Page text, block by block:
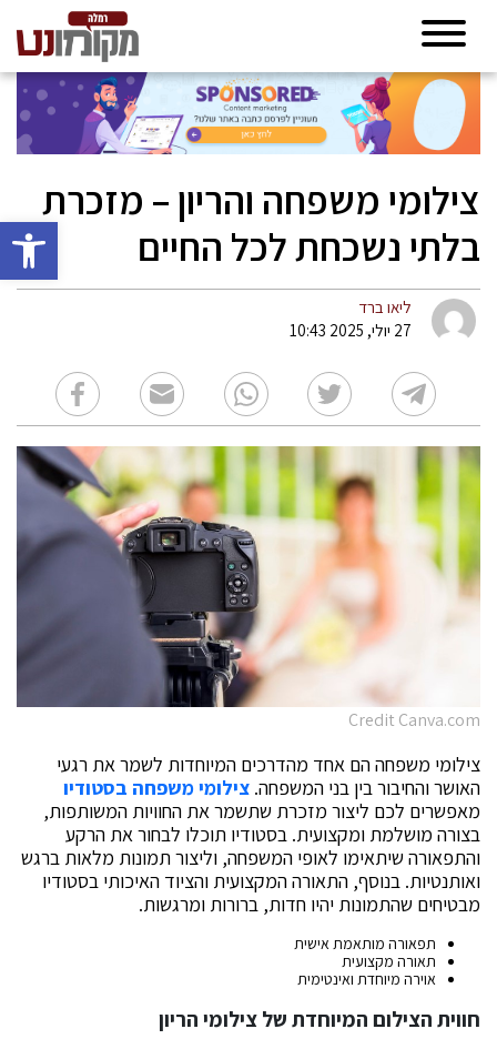
פתח
צילומי משפחה והריון – מזכרת
בלתי נשכחת לכל החיים
ליאו ברד
27 יולי, 2025 10:43
Credit Canva.com
צילומי משפחה הם אחד מהדרכים המיוחדות לשמר את רגעי
האושר והחיבור בין בני המשפחה. צילומי משפחה בסטודיו
מאפשרים לכם ליצור מזכרת שתשמר את החוויות המשותפות,
בצורה מושלמת ומקצועית. בסטודיו תוכלו לבחור את הרקע
והתפאורה שיתאימו לאופי המשפחה, וליצור תמונות מלאות ברגש
ואותנטיות. בנוסף, התאורה המקצועית והציוד האיכותי בסטודיו
מבטיחים שהתמונות יהיו חדות, ברורות ומרגשות.
תפאורה מותאמת אישית
תאורה מקצועית
אוירה מיוחדת ואינטימית
חווית הצילום המיוחדת של צילומי הריון